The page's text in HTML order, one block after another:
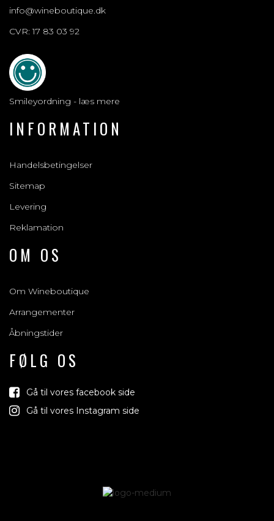
info@wineboutique.dk
CVR: 17 83 03 92
Smileyordning - læs mere
INFORMATION
Handelsbetingelser
Sitemap
Levering
Reklamation
OM OS
Om Wineboutique
Arrangementer
Åbningstider
FØLG OS
Gå til vores facebook side
Gå til vores Instagram side
Vind med os